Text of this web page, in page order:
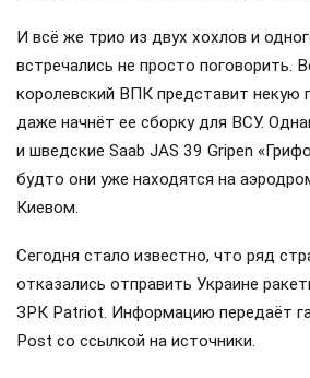
И всё же трио из двух хохлов и
встречались не просто поговорить.
королевский ВПК представит некую
даже начнёт ее сборку для ВСУ.
и шведские Saab JAS 39 Gripen
будто они уже находятся на
Киевом.
Сегодня стало известно, что ряд
отказались отправить Украине
ЗРК Patriot. Информацию передаёт
Post со ссылкой на источники.